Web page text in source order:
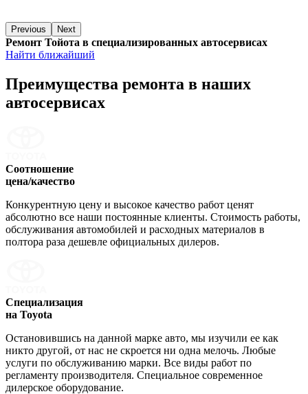
Previous Next
Ремонт Тойота в специализированных автосервисах
Найти ближайший
Преимущества ремонта в наших
автосервисах
Соотношение
цена/качество
Конкурентную цену и высокое качество работ ценят
абсолютно все наши постоянные клиенты. Стоимость работы,
обслуживания автомобилей и расходных материалов в
полтора раза дешевле официальных дилеров.
Специализация
на Toyota
Остановившись на данной марке авто, мы изучили ее как
никто другой, от нас не скроется ни одна мелочь. Любые
услуги по обслуживанию марки. Все виды работ по
регламенту производителя. Специальное современное
дилерское оборудование.